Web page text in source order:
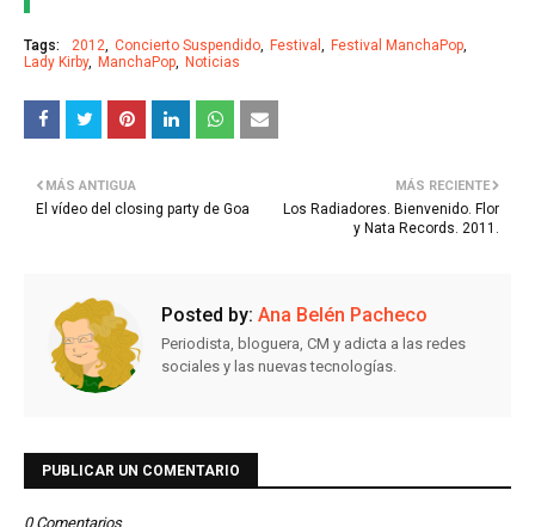
Tags: 2012 Concierto Suspendido Festival
Festival ManchaPop
Lady Kirby
ManchaPop Noticias
MÁS RECIENTE
Los Radiadores. Bienvenido. Flor
y Nata Records. 2011.
MÁS ANTIGUA
El vídeo del closing party de Goa
Posted by: Ana Belén Pacheco
Periodista, bloguera, CM y adicta a las redes
sociales y las nuevas tecnologías.
PUBLICAR UN COMENTARIO
0 Comentarios